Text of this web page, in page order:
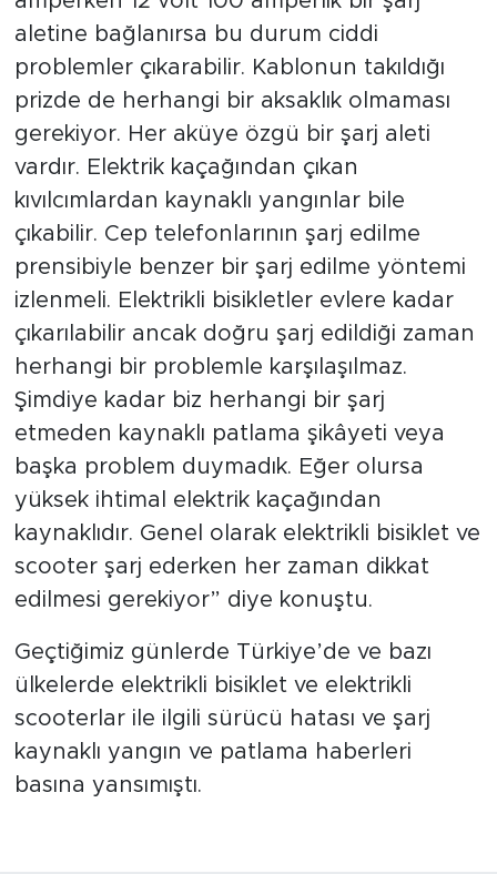
aletine bağlanırsa bu durum ciddi
problemler çıkarabilir. Kablonun takıldığı
prizde de herhangi bir aksaklık olmaması
gerekiyor. Her aküye özgü bir şarj aleti
vardır. Elektrik kaçağından çıkan
kıvılcımlardan kaynaklı yangınlar bile
çıkabilir. Cep telefonlarının şarj edilme
prensibiyle benzer bir şarj edilme yöntemi
izlenmeli. Elektrikli bisikletler evlere kadar
çıkarılabilir ancak doğru şarj edildiği zaman
herhangi bir problemle karşılaşılmaz.
Şimdiye kadar biz herhangi bir şarj
etmeden kaynaklı patlama şikâyeti veya
başka problem duymadık. Eğer olursa
yüksek ihtimal elektrik kaçağından
kaynaklıdır. Genel olarak elektrikli bisiklet ve
scooter şarj ederken her zaman dikkat
edilmesi gerekiyor” diye konuştu.
Geçtiğimiz günlerde Türkiye’de ve bazı
ülkelerde elektrikli bisiklet ve elektrikli
scooterlar ile ilgili sürücü hatası ve şarj
kaynaklı yangın ve patlama haberleri
basına yansımıştı.